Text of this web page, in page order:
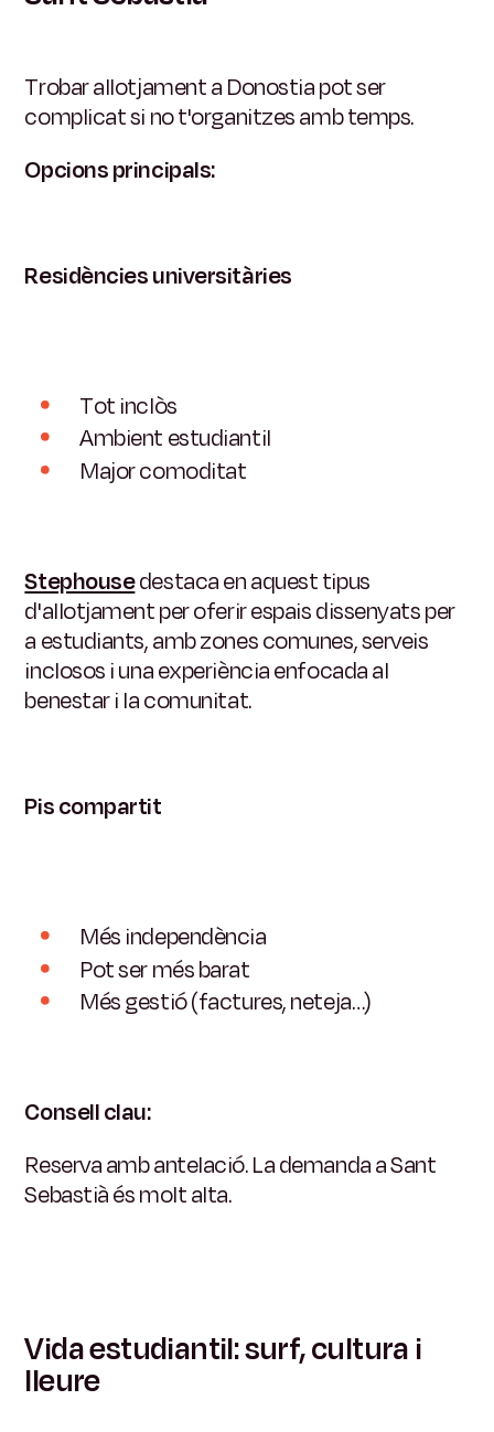
Trobar allotjament a Donostia pot ser
complicat si no t'organitzes amb temps.
Opcions principals:
Residències universitàries
Tot inclòs
Ambient estudiantil
Major comoditat
Stephousedestaca en aquest tipus
d'allotjament per oferir espais dissenyats per
a estudiants, amb zones comunes, serveis
inclosos i una experiència enfocada al
benestar i la comunitat.
Pis compartit
Més independència
Pot ser més barat
Més gestió (factures, neteja…)
Consell clau:
Reserva amb antelació. La demanda a Sant
Sebastià és molt alta.
Vida estudiantil: surf, cultura i
lleure